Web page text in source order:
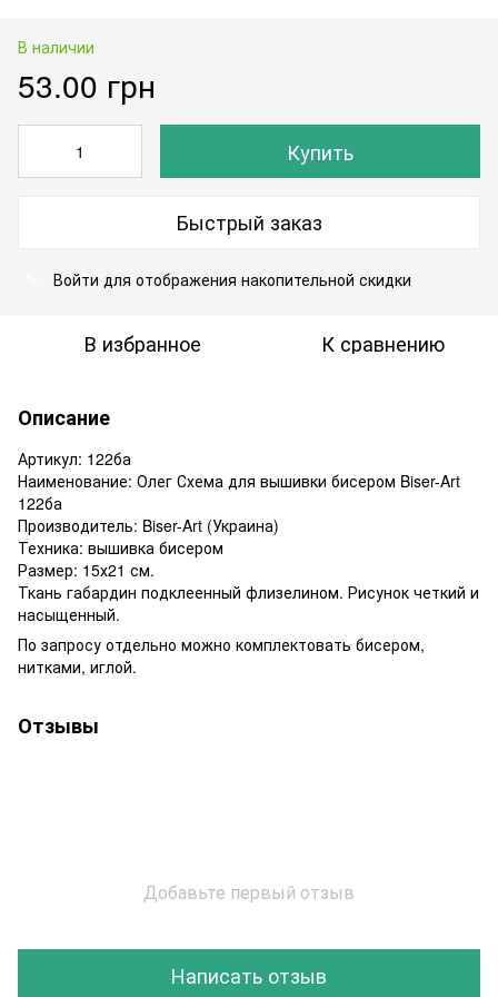
В наличии
53.00 грн
Купить
Быстрый заказ
Войти для отображения накопительной скидки
В избранное К сравнению
Описание
Артикул: 122ба
Наименование: Олег Схема для вышивки бисером Biser-Art
122ба
Производитель: Biser-Art (Украина)
Техника: вышивка бисером
Размер: 15х21 см.
Ткань габардин подклеенный флизелином. Рисунок четкий и
насыщенный.
По запросу отдельно можно комплектовать бисером,
нитками, иглой.
Отзывы
Добавьте первый отзыв
Написать отзыв